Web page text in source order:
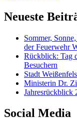
Neueste
Sommer,
der Feuerwehr
Rückblick: Tag
Besuchern
Stadt
Ministerin Dr.
Jahresrückblick
Social Media